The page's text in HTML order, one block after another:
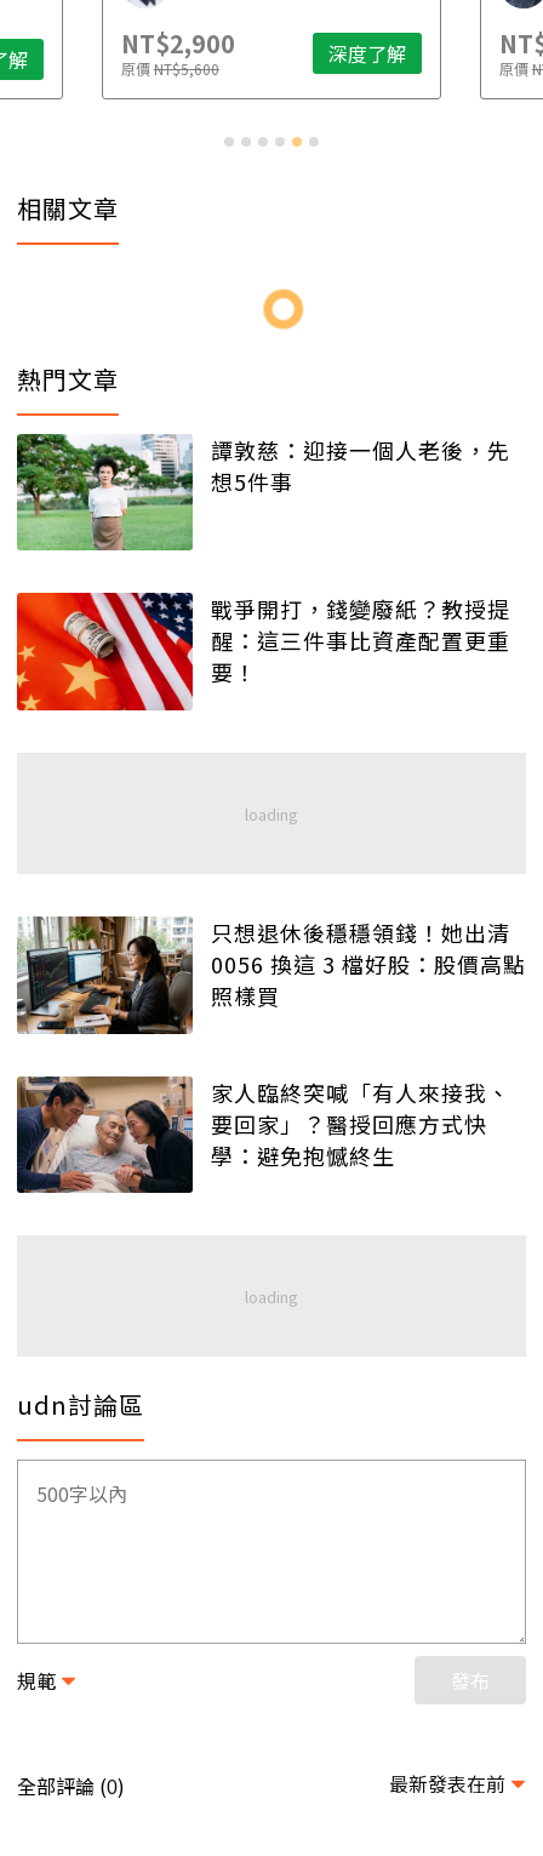
解 NT$2,900
原價NT$5,600 深度了解 原價
相關文章
熱門文章
譚敦慈：迎接一個人老後，先
想5件事
戰爭開打，錢變廢紙？教授提
醒：這三件事比資產配置更重
要！
只想退休後穩穩領錢！她出清
0056 換這 3 檔好股：股價高點
照樣買
家人臨終突喊「有人來接我、
要回家」？醫授回應方式快
學：避免抱憾終生
udn討論區
規範 發布
全部評論 (0) 最新發表在前